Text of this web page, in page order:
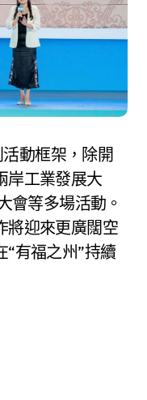
動框架，除開
岸工業發展大
會等多場活動。
將迎來更廣闊空
“有福之州”持續